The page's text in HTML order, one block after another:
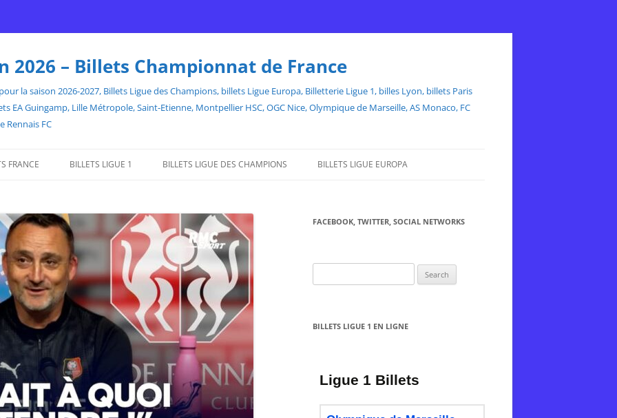
2026 – Billets Championnat de France
la saison 2026-2027, Billets Ligue des Champions, billets Ligue Europa, Billetterie Ligue 1, billes Lyon, billets Paris
EA Guingamp, Lille Métropole, Saint-Etienne, Montpellier HSC, OGC Nice, Olympique de Marseille, AS Monaco, FC
Rennais FC
FRANCE BILLETS LIGUE 1 BILLETS LIGUE DES CHAMPIONS BILLETS LIGUE EUROPA
FACEBOOK, TWITTER, SOCIAL NETWORKS
for:
BILLETS LIGUE 1 EN LIGNE